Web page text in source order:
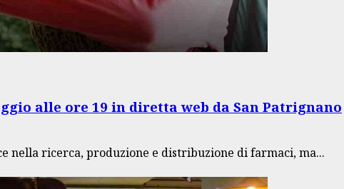
alle ore 19 in diretta web da San Patrignano
nella ricerca, produzione e distribuzione di farmaci, ma...